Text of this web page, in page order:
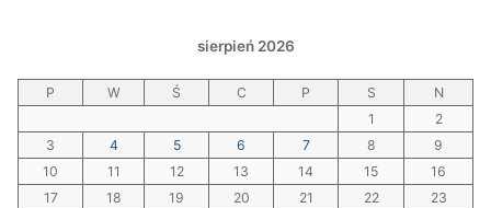
sierpień 2026
P W Ś C P S
N
1
2
3
4 5 6 7 8
9
10
11 12 13 14 15
16
17
18 19 20 21 22
23